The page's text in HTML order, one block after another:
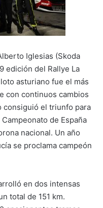
Iglesias (Skoda
edición del Rallye La
asturiano fue el más
con continuos cambios
consiguió el triunfo para
de España
nacional. Un año
se proclama campeón
en dos intensas
total de 151 km.